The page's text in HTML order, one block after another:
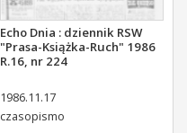
Echo Dnia : dziennik RSW
"Prasa-Książka-Ruch" 1986
R.16, nr 224
1986.11.17
czasopismo